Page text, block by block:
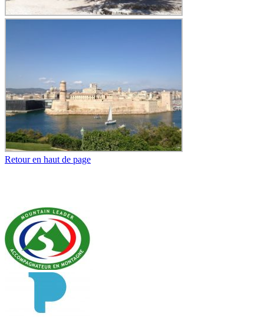
Retour en haut de page